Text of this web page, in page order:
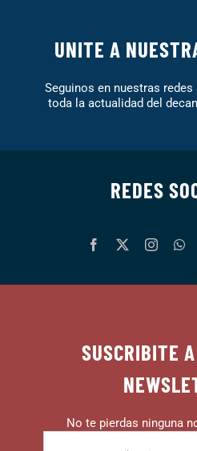
UNITE A
Seguinos en nuestras
toda la actualidad del
REDES
SUSCRIBITE
No te pierdas ninguna